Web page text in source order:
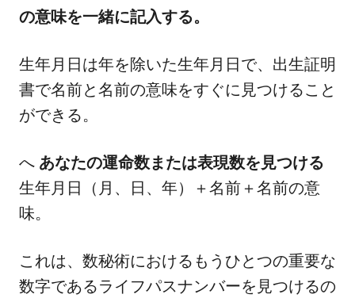
の意味を一緒に記入する。
生年月日は年を除いた生年月日で、出生証明
書で名前と名前の意味をすぐに見つけること
ができる。
へ あなたの運命数または表現数を見つける
生年月日（月、日、年）＋名前＋名前の意
味。
これは、数秘術におけるもうひとつの重要な
数字であるライフパスナンバーを見つけるの